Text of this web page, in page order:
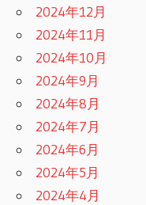
2024年12月
2024年11月
2024年10月
2024年9月
2024年8月
2024年7月
2024年6月
2024年5月
2024年4月